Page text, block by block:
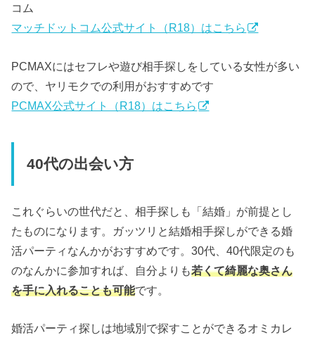
コム
マッチドットコム公式サイト（R18）はこちら
PCMAXにはセフレや遊び相手探しをしている女性が多い
ので、ヤリモクでの利用がおすすめです
PCMAX公式サイト（R18）はこちら
40代の出会い方
これぐらいの世代だと、相手探しも「結婚」が前提とし
たものになります。ガッツリと結婚相手探しができる婚
活パーティなんかがおすすめです。30代、40代限定のも
のなんかに参加すれば、自分よりも若くて綺麗な奥さん
を手に入れることも可能です。
婚活パーティ探しは地域別で探すことができるオミカレ